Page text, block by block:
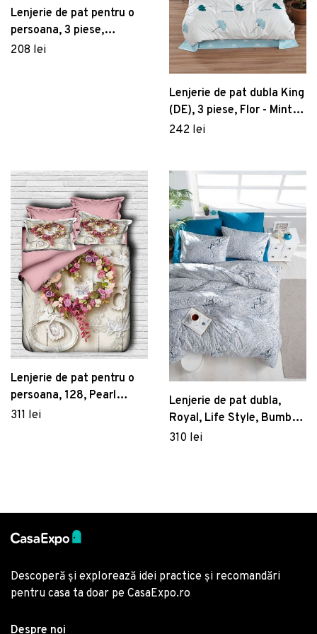
Lenjerie de pat pentru o
persoana, 3 piese,
160x220 cm, 100%
208 lei
Lenjerie de pat dubla King
(DE), 3 piese, Flor - Mint,
Mijolnir, Bumbac Ranforce
242 lei
Lenjerie de pat pentru o
persoana, 128, Pearl
Home, Poliester Satinat
311 lei
Lenjerie de pat dubla,
Royal, Life Style, Bumbac
Ranforce
310 lei
Descoperă și explorează idei practice și recomandări
pentru casa ta doar pe CasaExpo.ro
Despre noi